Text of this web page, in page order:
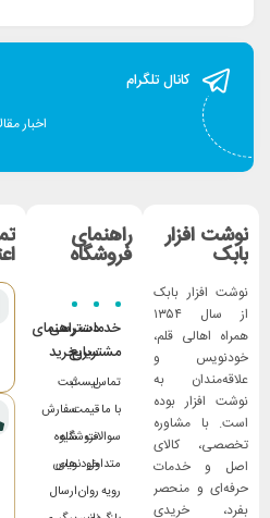
کانال تلگرام
اخبار
نوشت افزار
بابک
نوشت افزار بابک
از سال ۱۳۵۴
همراه اهالی قلم،
خودنویس و
علاقه‌مندان به
نوشت افزار بوده
است. با مشاوره
تخصصی، کالای
اصل و خدمات
حرفه‌ای و منحصر
بفرد، خریدی
راهنمای
فروشگاه
خدمات
مشتریان
تماس
با ما
سوالات
متداول
رویه
دسترسی
سریع
لیست
قیمت
فروشگاه
خودنویس
روان
راهنمای
خرید
ثبت
سفارش
شیوه
های
ارسال